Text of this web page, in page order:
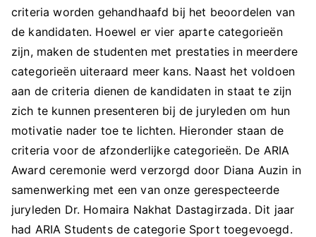
criteria worden gehandhaafd bij het beoordelen van
de kandidaten. Hoewel er vier aparte categorieën
zijn, maken de studenten met prestaties in meerdere
categorieën uiteraard meer kans. Naast het voldoen
aan de criteria dienen de kandidaten in staat te zijn
zich te kunnen presenteren bij de juryleden om hun
motivatie nader toe te lichten. Hieronder staan de
criteria voor de afzonderlijke categorieën. De ARIA
Award ceremonie werd verzorgd door Diana Auzin in
samenwerking met een van onze gerespecteerde
juryleden Dr. Homaira Nakhat Dastagirzada. Dit jaar
had ARIA Students de categorie Sport toegevoegd.